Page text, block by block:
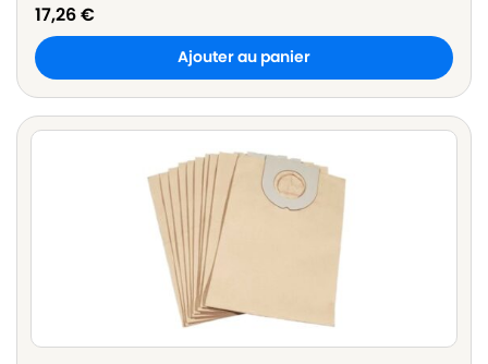
17,26€
Ajouter au panier